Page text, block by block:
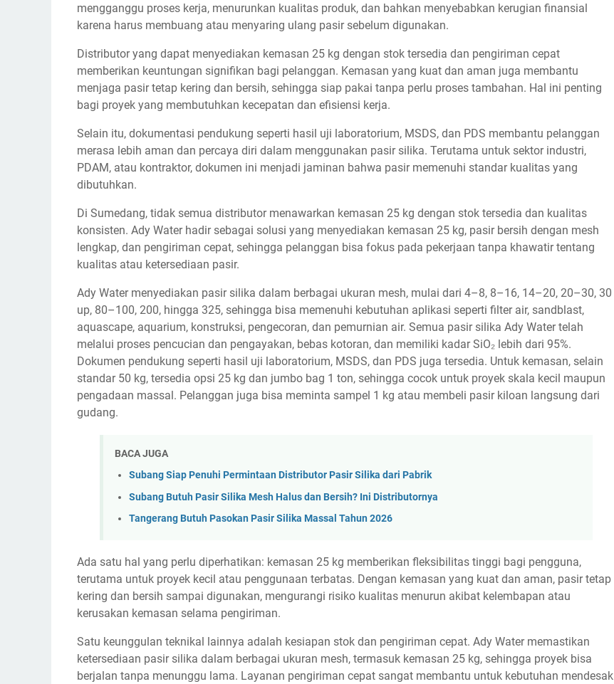
mengganggu proses kerja, menurunkan kualitas produk, dan bahkan menyebabkan kerugian finansial
karena harus membuang atau menyaring ulang pasir sebelum digunakan.
Distributor yang dapat menyediakan kemasan 25 kg dengan stok tersedia dan pengiriman cepat
memberikan keuntungan signifikan bagi pelanggan. Kemasan yang kuat dan aman juga membantu
menjaga pasir tetap kering dan bersih, sehingga siap pakai tanpa perlu proses tambahan. Hal ini penting
bagi proyek yang membutuhkan kecepatan dan efisiensi kerja.
Selain itu, dokumentasi pendukung seperti hasil uji laboratorium, MSDS, dan PDS membantu pelanggan
merasa lebih aman dan percaya diri dalam menggunakan pasir silika. Terutama untuk sektor industri,
PDAM, atau kontraktor, dokumen ini menjadi jaminan bahwa pasir memenuhi standar kualitas yang
dibutuhkan.
Di Sumedang, tidak semua distributor menawarkan kemasan 25 kg dengan stok tersedia dan kualitas
konsisten. Ady Water hadir sebagai solusi yang menyediakan kemasan 25 kg, pasir bersih dengan mesh
lengkap, dan pengiriman cepat, sehingga pelanggan bisa fokus pada pekerjaan tanpa khawatir tentang
kualitas atau ketersediaan pasir.
Ady Water menyediakan pasir silika dalam berbagai ukuran mesh, mulai dari 4–8, 8–16, 14–20, 20–30, 30
up, 80–100, 200, hingga 325, sehingga bisa memenuhi kebutuhan aplikasi seperti filter air, sandblast,
aquascape, aquarium, konstruksi, pengecoran, dan pemurnian air. Semua pasir silika Ady Water telah
melalui proses pencucian dan pengayakan, bebas kotoran, dan memiliki kadar SiO₂ lebih dari 95%.
Dokumen pendukung seperti hasil uji laboratorium, MSDS, dan PDS juga tersedia. Untuk kemasan, selain
standar 50 kg, tersedia opsi 25 kg dan jumbo bag 1 ton, sehingga cocok untuk proyek skala kecil maupun
pengadaan massal. Pelanggan juga bisa meminta sampel 1 kg atau membeli pasir kiloan langsung dari
gudang.
BACA JUGA
Subang Siap Penuhi Permintaan Distributor Pasir Silika dari Pabrik
Subang Butuh Pasir Silika Mesh Halus dan Bersih? Ini Distributornya
Tangerang Butuh Pasokan Pasir Silika Massal Tahun 2026
Ada satu hal yang perlu diperhatikan: kemasan 25 kg memberikan fleksibilitas tinggi bagi pengguna,
terutama untuk proyek kecil atau penggunaan terbatas. Dengan kemasan yang kuat dan aman, pasir tetap
kering dan bersih sampai digunakan, mengurangi risiko kualitas menurun akibat kelembapan atau
kerusakan kemasan selama pengiriman.
Satu keunggulan teknikal lainnya adalah kesiapan stok dan pengiriman cepat. Ady Water memastikan
ketersediaan pasir silika dalam berbagai ukuran mesh, termasuk kemasan 25 kg, sehingga proyek bisa
berjalan tanpa menunggu lama. Layanan pengiriman cepat sangat membantu untuk kebutuhan mendesak